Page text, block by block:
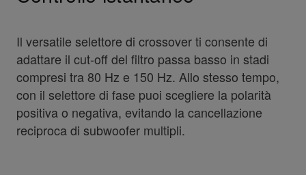
Il versatile selettore di crossover ti consente di
adattare il cut-off del filtro passa basso in stadi
compresi tra 80 Hz e 150 Hz. Allo stesso tempo,
con il selettore di fase puoi scegliere la polarità
positiva o negativa, evitando la cancellazione
reciproca di subwoofer multipli.